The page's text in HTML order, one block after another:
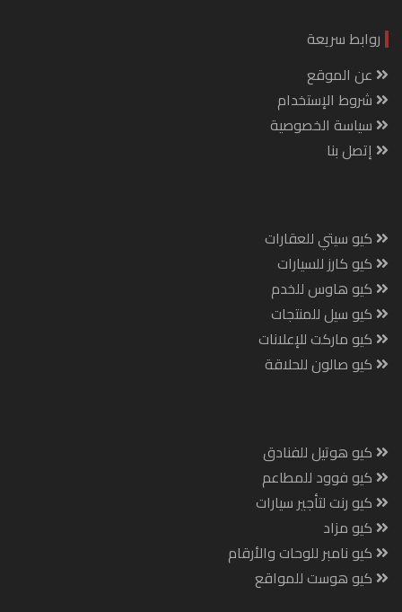
روابط سريعة
عن الموقع
شروط الإستخدام
سياسة الخصوصية
إتصل بنا
كيو سيتي للعقارات
كيو كارز للسيارات
كيو هاوس للخدم
كيو سيل للمنتجات
كيو ماركت للإعلانات
كيو صالون للحلاقة
كيو هوتيل للفنادق
كيو فوود للمطاعم
كيو رنت لتأجير سيارات
كيو مزاد
كيو نامبر للوحات والأرقام
كيو هوست للمواقع